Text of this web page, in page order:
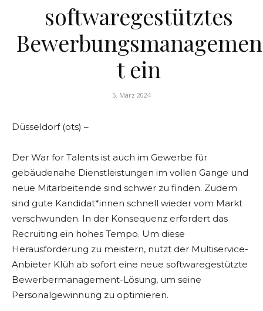
Weik
softwaregestütztes
Bewerbungsmanagemen
t ein
5. März 2024
Düsseldorf (ots) –
Der War for Talents ist auch im Gewerbe für
gebäudenahe Dienstleistungen im vollen Gange und
neue Mitarbeitende sind schwer zu finden. Zudem
sind gute Kandidat*innen schnell wieder vom Markt
verschwunden. In der Konsequenz erfordert das
Recruiting ein hohes Tempo. Um diese
Herausforderung zu meistern, nutzt der Multiservice-
Anbieter Klüh ab sofort eine neue softwaregestützte
Bewerbermanagement-Lösung, um seine
Personalgewinnung zu optimieren.